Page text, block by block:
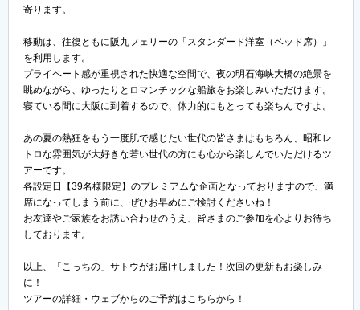
寄ります。
移動は、往復ともに阪九フェリーの「スタンダード洋室（ベッド席）」
を利用します。
プライベート感が重視された快適な空間で、夜の明石海峡大橋の絶景を
眺めながら、ゆったりとロマンチックな船旅をお楽しみいただけます。
寝ている間に大阪に到着するので、体力的にもとっても楽ちんですよ。
あの夏の熱狂をもう一度肌で感じたい世代の皆さまはもちろん、昭和レ
トロな雰囲気が大好きな若い世代の方にも心から楽しんでいただけるツ
アーです。
各設定日【39名様限定】のプレミアムな企画となっておりますので、満
席になってしまう前に、ぜひお早めにご検討くださいね！
お友達やご家族をお誘い合わせのうえ、皆さまのご参加を心よりお待ち
しております。
以上、「こっちの」サトウがお届けしました！次回の更新もお楽しみ
に！
ツアーの詳細・ウェブからのご予約はこちらから！